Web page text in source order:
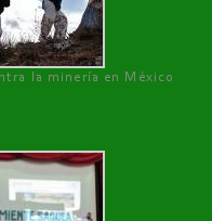
la minería en México